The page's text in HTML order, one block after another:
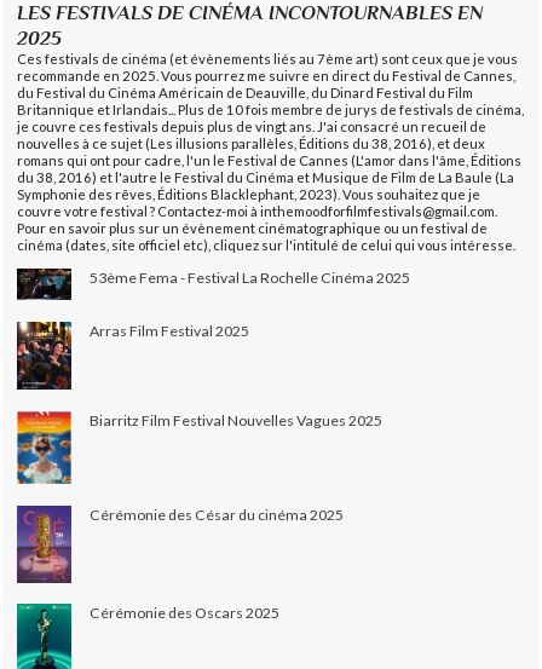
LES FESTIVALS DE CINÉMA INCONTOURNABLES EN
2025
Ces festivals de cinéma (et évènements liés au 7ème art) sont ceux que je vous
recommande en 2025. Vous pourrez me suivre en direct du Festival de Cannes,
du Festival du Cinéma Américain de Deauville, du Dinard Festival du Film
Britannique et Irlandais... Plus de 10 fois membre de jurys de festivals de cinéma,
je couvre ces festivals depuis plus de vingt ans. J'ai consacré un recueil de
nouvelles à ce sujet (Les illusions parallèles, Éditions du 38, 2016), et deux
romans qui ont pour cadre, l'un le Festival de Cannes (L'amor dans l'âme, Éditions
du 38, 2016) et l'autre le Festival du Cinéma et Musique de Film de La Baule (La
Symphonie des rêves, Éditions Blacklephant, 2023). Vous souhaitez que je
couvre votre festival ? Contactez-moi à inthemoodforfilmfestivals@gmail.com.
Pour en savoir plus sur un évènement cinématographique ou un festival de
cinéma (dates, site officiel etc), cliquez sur l'intitulé de celui qui vous intéresse.
53ème Fema - Festival La Rochelle Cinéma 2025
Arras Film Festival 2025
Biarritz Film Festival Nouvelles Vagues 2025
Cérémonie des César du cinéma 2025
Cérémonie des Oscars 2025